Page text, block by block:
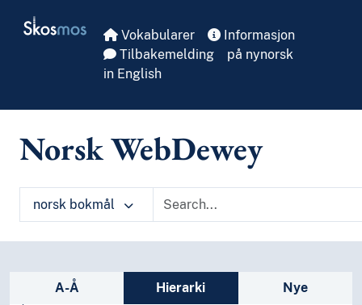
Skosmos Vokabularer
Informasjon
Tilbakemelding
på nynorsk
in English
Norsk WebDewey
norsk bokmål
Sidefelt: navigér i vokabularet på ulike
A-Å Hierarki
Nye